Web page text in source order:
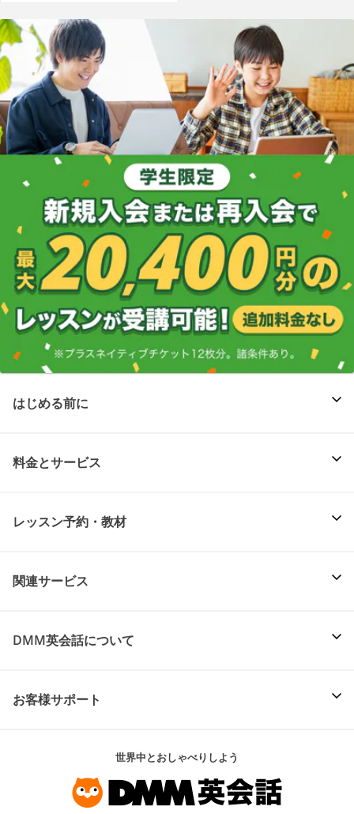
はじめる前に
料金とサービス
レッスン予約・教材
関連サービス
DMM英会話について
お客様サポート
世界中とおしゃべりしよう